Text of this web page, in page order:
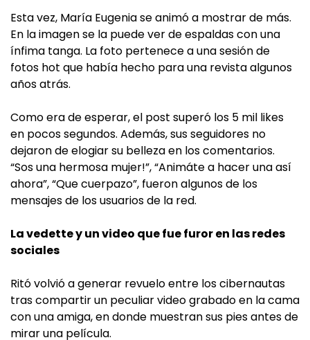
Esta vez, María Eugenia se animó a mostrar de más.
En la imagen se la puede ver de espaldas con una
ínfima tanga. La foto pertenece a una sesión de
fotos hot que había hecho para una revista algunos
años atrás.
Como era de esperar, el post superó los 5 mil likes
en pocos segundos. Además, sus seguidores no
dejaron de elogiar su belleza en los comentarios.
“Sos una hermosa mujer!”, “Animáte a hacer una así
ahora”, “Que cuerpazo”, fueron algunos de los
mensajes de los usuarios de la red.
La vedette y un video que fue furor en las redes
sociales
Ritó volvió a generar revuelo entre los cibernautas
tras compartir un peculiar video grabado en la cama
con una amiga, en donde muestran sus pies antes de
mirar una película.